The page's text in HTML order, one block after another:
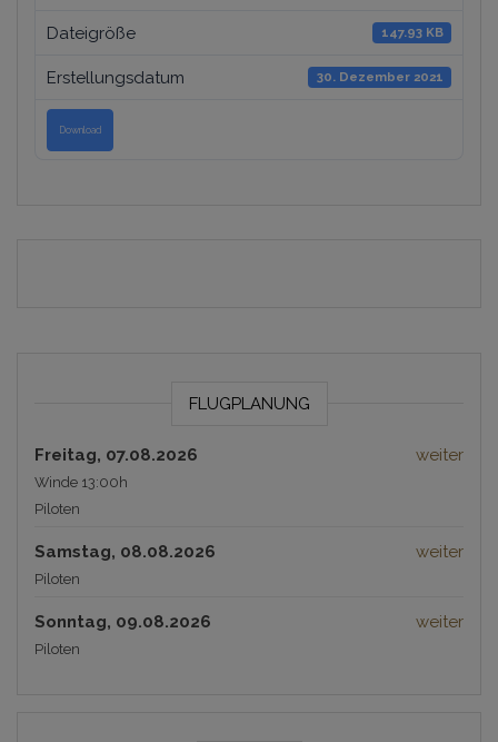
Dateigröße 147.93 KB
Erstellungsdatum 30. Dezember 2021
Download
FLUGPLANUNG
Freitag, 07.08.2026 weiter
Winde 13:00h
Piloten
Samstag, 08.08.2026 weiter
Piloten
Sonntag, 09.08.2026 weiter
Piloten